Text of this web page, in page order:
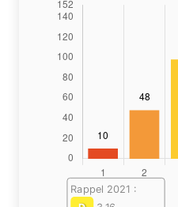
Rappel 2021 :